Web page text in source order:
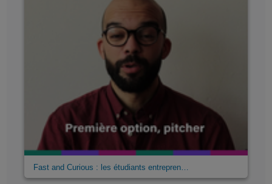
Fast and Curious : les étudiants entrepren…